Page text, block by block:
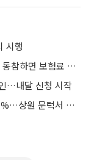
시행
"적자 늪이지만 고통 분담"⋯車 5부제 동참하면 보험료 2% 깎아준다
…내달 신청 시작
美 클래리티 법안 연내 통과 가능성 13%…상원 문턱서 제동